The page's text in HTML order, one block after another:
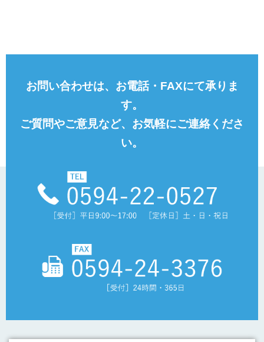
お問い合わせは、お電話・FAXにて承りま
す。
ご質問やご意見など、お気軽にご連絡くださ
い。